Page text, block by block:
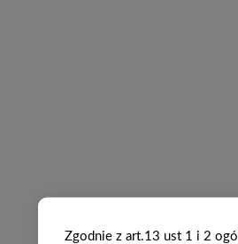
Zgodnie z art.13 ust 1 i 2